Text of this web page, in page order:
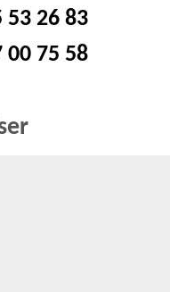
53 26 83
00 75 58